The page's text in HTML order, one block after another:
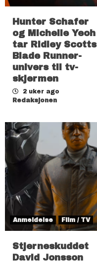
Hunter Schafer
og Michelle Yeoh
tar Ridley Scotts
Blade Runner-
univers til tv-
skjermen
2 uker ago
Redaksjonen
Anmeldelse Film / TV
Stjerneskuddet
David Jonsson